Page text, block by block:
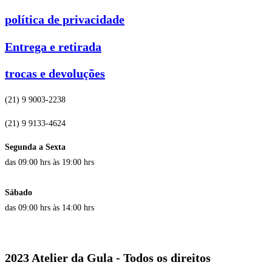
política de privacidade
Entrega e retirada
trocas e devoluções
(21) 9 9003-2238
(21) 9 9133-4624
Segunda a Sexta
das 09:00 hrs às 19:00 hrs
Sábado
das 09:00 hrs às 14:00 hrs
2023 Atelier da Gula - Todos os direitos